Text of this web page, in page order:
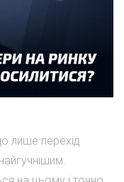
лише перехід